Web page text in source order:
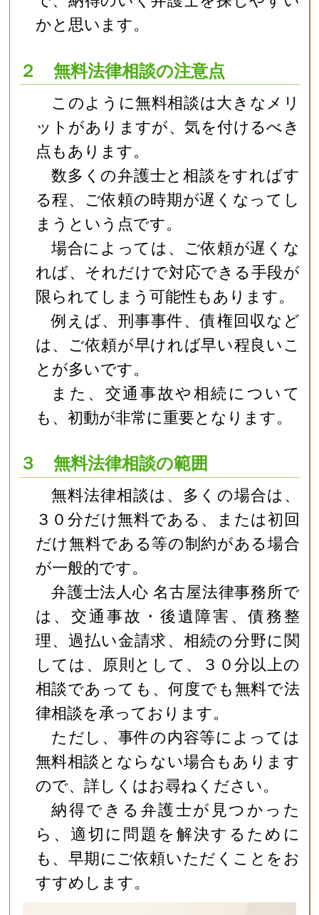
かと思います。
２ 無料法律相談の注意点
このように無料相談は大きなメリ
ットがありますが、気を付けるべき
点もあります。
数多くの弁護士と相談をすればす
る程、ご依頼の時期が遅くなってし
まうという点です。
場合によっては、ご依頼が遅くな
れば、それだけで対応できる手段が
限られてしまう可能性もあります。
例えば、刑事事件、債権回収など
は、ご依頼が早ければ早い程良いこ
とが多いです。
また、交通事故や相続について
も、初動が非常に重要となります。
３ 無料法律相談の範囲
無料法律相談は、多くの場合は、
３０分だけ無料である、または初回
だけ無料である等の制約がある場合
が一般的です。
弁護士法人心 名古屋法律事務所で
は、交通事故・後遺障害、債務整
理、過払い金請求、相続の分野に関
しては、原則として、３０分以上の
相談であっても、何度でも無料で法
律相談を承っております。
ただし、事件の内容等によっては
無料相談とならない場合もあります
ので、詳しくはお尋ねください。
納得できる弁護士が見つかった
ら、適切に問題を解決するために
も、早期にご依頼いただくことをお
すすめします。